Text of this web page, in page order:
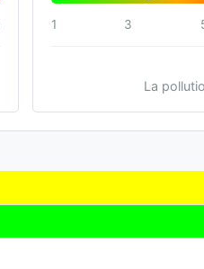
1 3
La